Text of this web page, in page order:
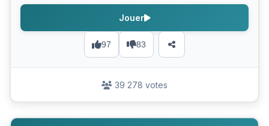
97 83
Jouer
39 278 votes